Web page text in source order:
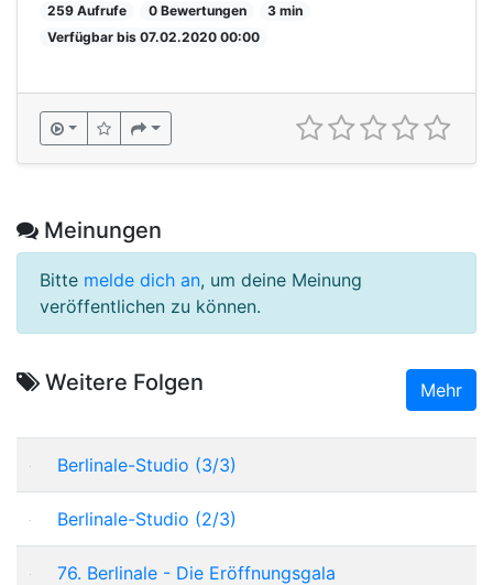
259 Aufrufe 0 Bewertungen
3 min
Verfügbar bis 07.02.2020 00:00
Meinungen
Bitte melde dich an, um deine Meinung
veröffentlichen zu können.
Weitere Folgen Mehr
Berlinale-Studio (3/3)
Berlinale-Studio (2/3)
76. Berlinale - Die Eröffnungsgala